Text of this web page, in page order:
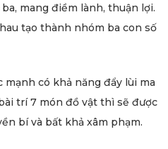
mang điềm lành, thuận lợi.
tạo thành nhóm ba con số
mạnh có khả năng đẩy lùi ma
trí 7 món đồ vật thì sẽ được
bí và bất khả xâm phạm.